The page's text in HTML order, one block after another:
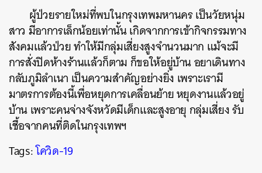
ผู้ป่วยรายใหม่ที่พบในกรุงเทพมหานคร เป็นวัยหนุ่ม
สาว มีอาการเล็กน้อยเท่านั้น เกิดจากการเข้ากิจกรรมทาง
สังคมแล้วป่วย ทำให้มีกลุ่มเสี่ยงสูงจำนวนมาก แม้จะมี
การสั่งปิดห้างร้านแล้วก็ตาม ก็ขอให้อยู่บ้าน อยาเดินทาง
กลับภูมิลำเนา เป็นความสำคัญอย่างยิ่ง เพราะเรามี
มาตรการต้องนี้เพื่อหยุดการเคลื่อนย้าย หยุดงานแล้วอยู่
บ้าน เพราะคนจ่างจังหวัดมีเด็กและสูงอายุ กลุ่มเสี่ยง รับ
เชื้อจากคนที่ติดในกรุงเทพฯ
Tags:โควิด-19